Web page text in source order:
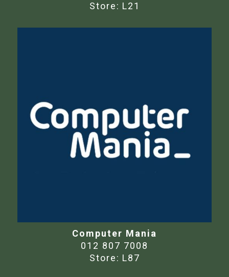
Store: L21
Computer Mania
012 807 7008
Store: L87